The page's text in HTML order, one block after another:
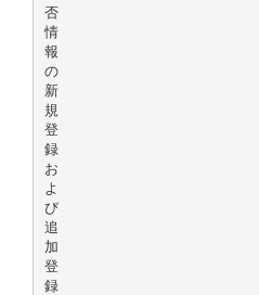
否
情
報
の
新
規
登
録
お
よ
び
追
加
登
録